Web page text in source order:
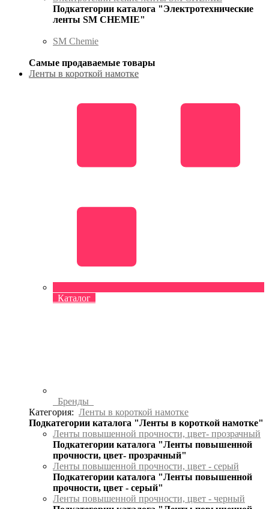
Подкатегории каталога "Электротехнические
ленты SM CHEMIE"
SM Chemie
Самые продаваемые товары
Ленты в короткой намотке
Каталог
Бренды
Категория: Ленты в короткой намотке
Подкатегории каталога "Ленты в короткой намотке"
Ленты повышенной прочности, цвет- прозрачный
Подкатегории каталога "Ленты повышенной
прочности, цвет- прозрачный"
Ленты повышенной прочности, цвет - серый
Подкатегории каталога "Ленты повышенной
прочности, цвет - серый"
Ленты повышенной прочности, цвет - черный